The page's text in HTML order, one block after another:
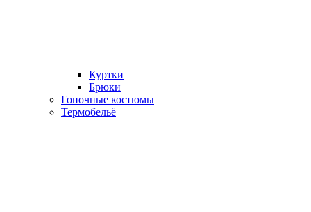
Куртки
Брюки
Гоночные костюмы
Термобельё